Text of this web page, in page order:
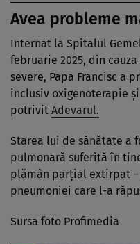
Avea probleme
Internat la Spitalul
februarie 2025, din
severe, Papa Francisc a
inclusiv oxigenoterapie
potrivit Adevarul.
Starea lui de sănătate a
pulmonară suferită în
plămân parțial extirpat
pneumoniei care l-a
Sursa foto Profimedia